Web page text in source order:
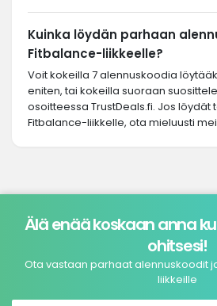
Kuinka löydän parhaan
Fitbalance-liikkeelle?
Voit kokeilla 7 alennuskoodia
eniten, tai kokeilla suoraan
osoitteessa TrustDeals.fi. Jos löydät
Fitbalance-liikkelle, ota mieluusti
Älä enää koskaan anna
ohitsesi!
Ota vastaan parhaat alennuskoodit
liikkeille